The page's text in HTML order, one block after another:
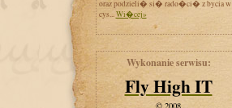
oraz podzieli� si� rado�ci� z bycia w
cys...Wi�cej»
Wykonanie serwisu:
Fly High IT
© 2008